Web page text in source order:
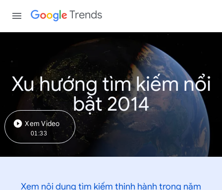
Trends
Xu hướng tìm kiếm nổi
bật 2014
Xem Video
01:33
Xem nội dung tìm kiếm thịnh hành trong năm